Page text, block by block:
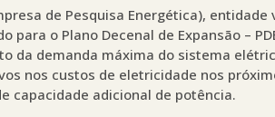
de Pesquisa Energética),
para o Plano Decenal de Expansão –
da demanda máxima do sistema
nos custos de eletricidade nos
capacidade adicional de potência.